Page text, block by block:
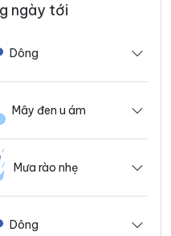
ngày tới
Dông
Mây đen u ám
Mưa rào nhẹ
Dông